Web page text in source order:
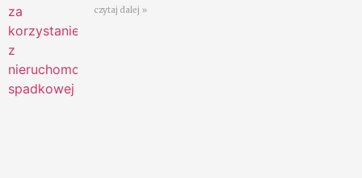
czytaj dalej »